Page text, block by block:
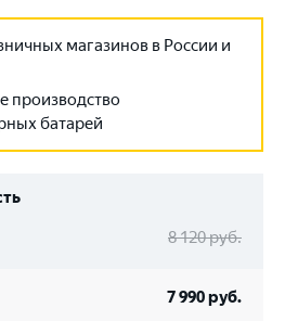
магазинов в России и
производство
батарей
8 120руб.
7 990руб.